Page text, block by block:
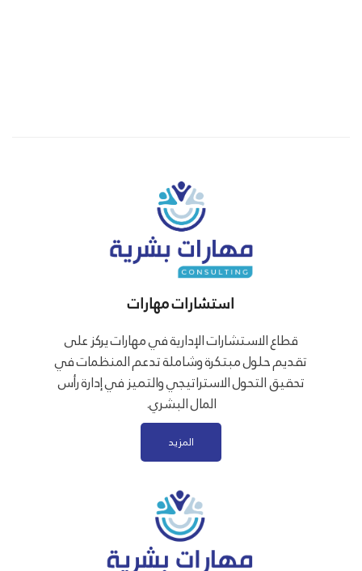
استشارات مهارات
قطاع الاستشارات الإدارية في مهارات يركز على
تقديم حلول مبتكرة وشاملة تدعم المنظمات في
تحقيق التحول الاستراتيجي والتميز في إدارة رأس
المال البشري.
المزيد